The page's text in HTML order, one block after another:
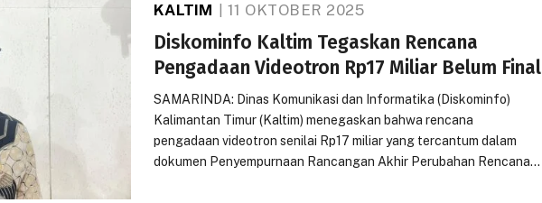
KALTIM 11 OKTOBER 2025
Diskominfo Kaltim Tegaskan Rencana
Pengadaan Videotron Rp17 Miliar Belum Final
SAMARINDA: Dinas Komunikasi dan Informatika (Diskominfo)
Kalimantan Timur (Kaltim) menegaskan bahwa rencana
pengadaan videotron senilai Rp17 miliar yang tercantum dalam
dokumen Penyempurnaan Rancangan Akhir Perubahan Rencana…